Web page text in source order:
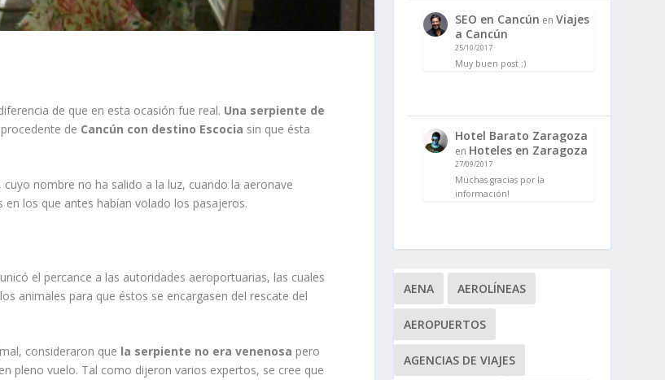
de que en esta ocasión fue real. Una serpiente de
procedente de Cancún con destino Escocia sin que ésta
nombre no ha salido a la luz, cuando la aeronave
los que antes habían volado los pasajeros.
el percance a las autoridades aeroportuarias, las cuales
animales para que éstos se encargasen del rescate del
consideraron que la serpiente no era venenosa pero
pleno vuelo. Tal como dijeron varios expertos, se cree que
SEO en Cancún en Viajes
a Cancún
25/10/2017
Muy buen post ;)
Hotel Barato Zaragoza
en Hoteles en Zaragoza
27/09/2017
Muchas gracias por la
información!
AENA AEROLÍNEAS
AEROPUERTOS
AGENCIAS DE VIAJES